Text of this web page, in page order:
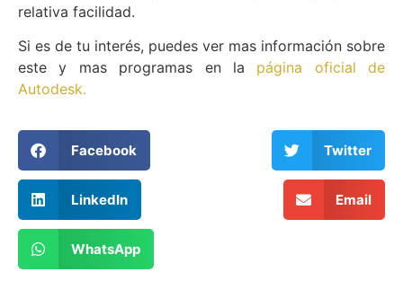
relativa facilidad.
Si es de tu interés, puedes ver mas información sobre
este y mas programas en la página oficial de
Autodesk.
Facebook Twitter
LinkedIn Email
WhatsApp